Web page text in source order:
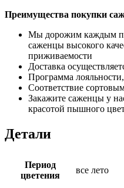
Преимущества покупки
Мы дорожим каждым
саженцы высокого
приживаемости
Доставка
Программа
Соответствие
Закажите саженцы у
красотой пышного
Детали
Период
цветения
все лето